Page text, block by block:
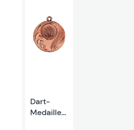
Dart-
Medaille